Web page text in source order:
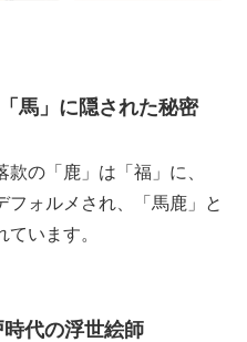
馬」に隠された秘密
の「鹿」は「福」に、
フォルメされ、「馬鹿」と
ています。
代の浮世絵師